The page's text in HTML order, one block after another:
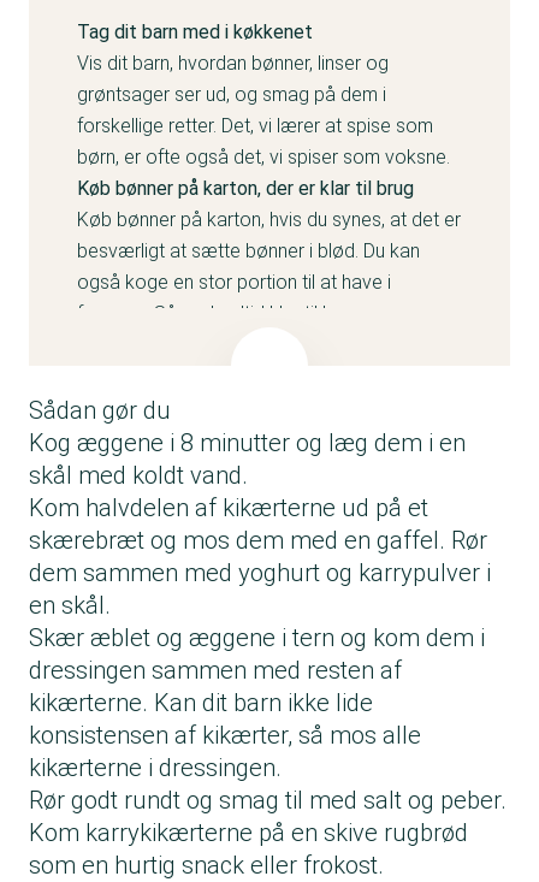
Tag dit barn med i køkkenet
Vis dit barn, hvordan bønner, linser og
grøntsager ser ud, og smag på dem i
forskellige retter. Det, vi lærer at spise som
børn, er ofte også det, vi spiser som voksne.
Køb bønner på karton, der er klar til brug
Køb bønner på karton, hvis du synes, at det er
besværligt at sætte bønner i blød. Du kan
også koge en stor portion til at have i
fryseren. Så er de altid klar til brug.
eller delvist med bønner, linser og grønt. På
den måde kan der blive råd til økologi i
madbudgettet.
Giv smag med ekstra krydderier, surt og
fedtstof
Retter med bønner og linser skal have ekstra
krydderier, surt og fedtstof. Brug fx svampe,
tomatpuré eller soja for at få mere umami-
smag.
Sådan gør du
Kog æggene i 8 minutter og læg dem i en
skål med koldt vand.
Kom halvdelen af kikærterne ud på et
skærebræt og mos dem med en gaffel. Rør
dem sammen med yoghurt og karrypulver i
en skål.
Skær æblet og æggene i tern og kom dem i
dressingen sammen med resten af
kikærterne. Kan dit barn ikke lide
konsistensen af kikærter, så mos alle
kikærterne i dressingen.
Rør godt rundt og smag til med salt og peber.
Kom karrykikærterne på en skive rugbrød
som en hurtig snack eller frokost.